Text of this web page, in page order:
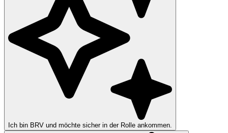
Ich bin BRV und möchte sicher in der Rolle ankommen.